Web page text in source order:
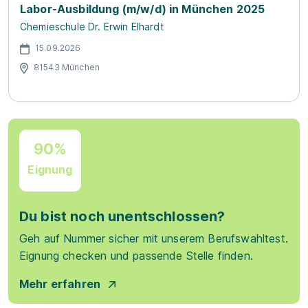
Labor-Ausbildung (m/w/d) in München 2025
Chemieschule Dr. Erwin Elhardt
15.09.2026
81543 München
90%
Eignung
Du bist noch unentschlossen?
Geh auf Nummer sicher mit unserem Berufswahltest.
Eignung checken und passende Stelle finden.
Mehr erfahren